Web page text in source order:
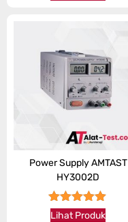
Power Supply AMTAST
HY3002D
★★★★★
Lihat Produk